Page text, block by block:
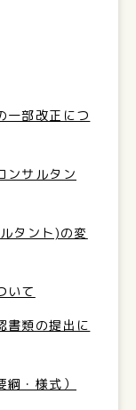
一部改正につ
ンサルタン
タント)の変
いて
書類の提出に
・様式）